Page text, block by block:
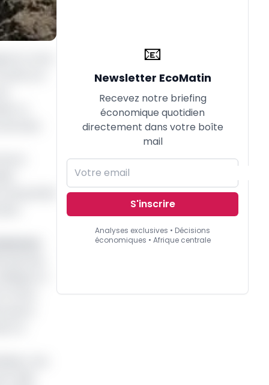
📧
Newsletter EcoMatin
Recevez notre briefing
économique quotidien
directement dans votre boîte
mail
S'inscrire
Analyses exclusives • Décisions
économiques • Afrique centrale